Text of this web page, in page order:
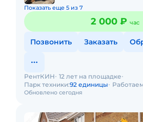
Показать еще 5 из 7
2 000 ₽ час
Позвонить Заказать
Обновлено сегодня
РентКИН 12 лет на площадке
Парк техники:92 единицы